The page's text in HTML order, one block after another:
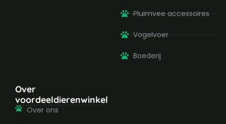
Pluimvee accessoires
Vogelvoer
Boederij
Over
voordeeldierenwinkel
Over ons